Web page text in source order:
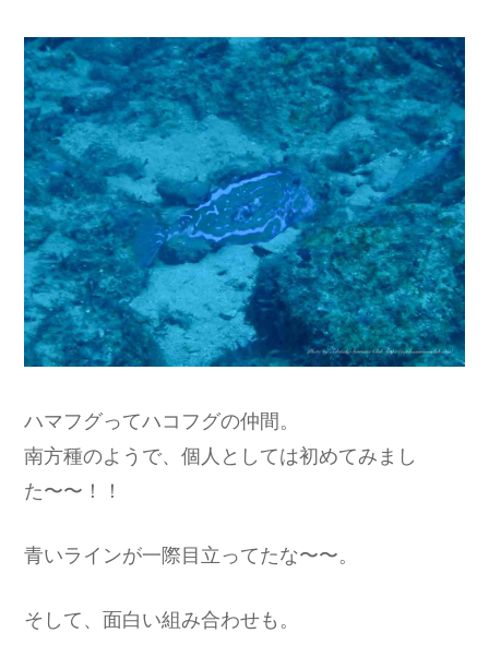
ハマフグってハコフグの仲間。
南方種のようで、個人としては初めてみまし
た〜〜！！
青いラインが一際目立ってたな〜〜。
そして、面白い組み合わせも。